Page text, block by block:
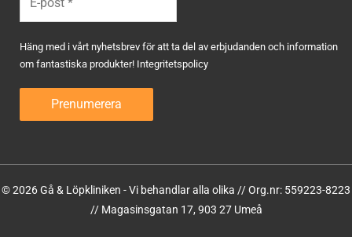
Häng med i vårt nyhetsbrev för att ta del av erbjudanden och information
om fantastiska produkter! Integritetspolicy
© 2026 Gå & Löpkliniken - Vi behandlar alla olika // Org.nr: 559223-8223
// Magasinsgatan 17, 903 27 Umeå